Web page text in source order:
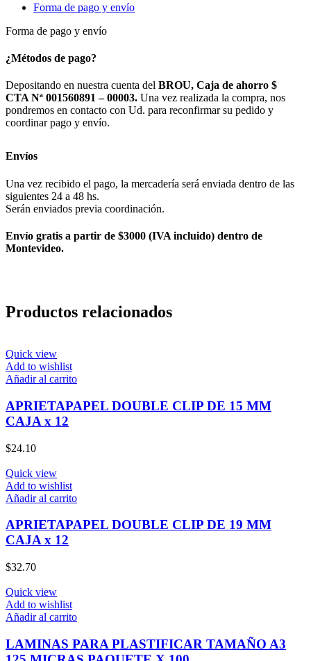
Forma de pago y envío
Forma de pago y envío
¿Métodos de pago?
Depositando en nuestra cuenta del BROU, Caja de ahorro $
CTA Nª 001560891 – 00003. Una vez realizada la compra, nos
pondremos en contacto con Ud. para reconfirmar su pedido y
coordinar pago y envío.
Envíos
Una vez recibido el pago, la mercadería será enviada dentro de las
siguientes 24 a 48 hs.
Serán enviados previa coordinación.
Envío gratis a partir de $3000 (IVA incluido) dentro de
Montevideo.
Productos relacionados
Quick view
Add to wishlist
Añadir al carrito
APRIETAPAPEL DOUBLE CLIP DE 15 MM
CAJA x 12
$24.10
Quick view
Add to wishlist
Añadir al carrito
APRIETAPAPEL DOUBLE CLIP DE 19 MM
CAJA x 12
$32.70
Quick view
Add to wishlist
Añadir al carrito
LAMINAS PARA PLASTIFICAR TAMAÑO A3